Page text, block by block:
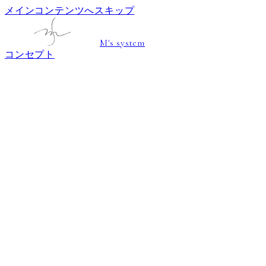
メインコンテンツへスキップ
M's system
コンセプト